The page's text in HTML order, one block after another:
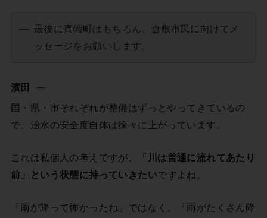
最後に真備町はもちろん、倉敷市民に向けてメ
ッセージをお願いします。
濱田
国・県・市それぞれが整備はずっとやってきているの
で、治水の安全度自体は徐々に上がっています。
これは私個人の考えですが、
「川は普通に流れてあたり
前」という状態に持っていきたいですよね。
「雨が降って怖かったね」ではなく、「雨がたくさん降